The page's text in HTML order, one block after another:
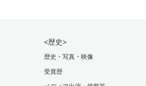
<歴史>
歴史・写真・映像
受賞歴